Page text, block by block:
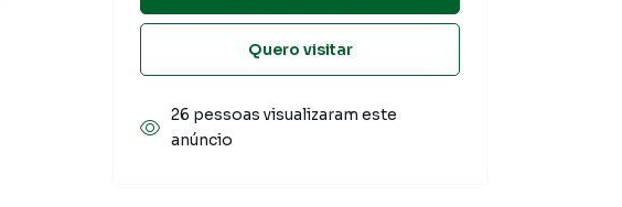
Quero visitar
26 pessoas visualizaram este
anúncio